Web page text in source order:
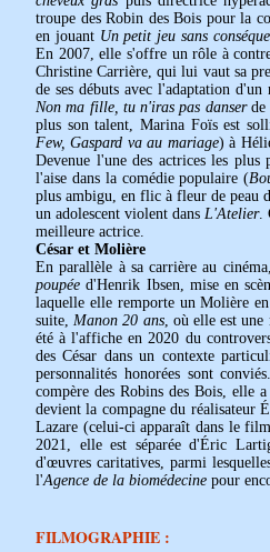
troupe des Robin des Bois pour la
en jouant Un petit jeu sans
En 2007, elle s'offre un rôle à
Christine Carrière, qui lui vaut sa
de ses débuts avec l'adaptation
Non ma fille, tu n'iras pas danserde
plus son talent, Marina Foïs est
Few, Gaspard va au mariage) à
Devenue l'une des actrices les plus
l'aise dans la comédie populaire (
plus ambigu, en flic à fleur de peau
un adolescent violent dansL'Atelier.
meilleure actrice.
César et Molière
En parallèle à sa carrière au
poupée d'Henrik Ibsen, mise en
laquelle elle remporte un Molière
suite,Manon 20 ans, où elle est
été à l'affiche en 2020 du
des César dans un contexte
personnalités honorées sont
compère des Robins des Bois, elle
devient la compagne du réalisateur
Lazare (celui-ci apparaît dans le
2021, elle est séparée d'Éric
d'œuvres caritatives, parmi
l'Agence de la biomédecine pour
FILMOGRAPHIE :